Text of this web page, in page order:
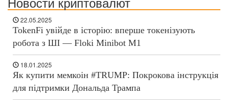
22.05.2025
TokenFi увійде в історію: вперше токенізують
робота з ШІ — Floki Minibot M1
18.01.2025
Як купити мемкоін #TRUMP: Покрокова інструкція
для підтримки Дональда Трампа